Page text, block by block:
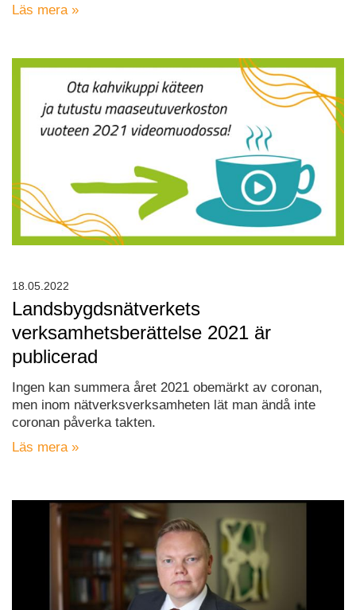
Läs mera »
Landsbygdsnätverkets
verksamhetsberättelse 2021 är
publicerad
Ingen kan summera året 2021 obemärkt av coronan,
men inom nätverksverksamheten lät man ändå inte
coronan påverka takten.
Läs mera »
18.05.2022